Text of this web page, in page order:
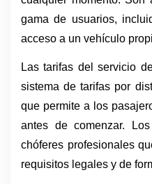
gama de usuarios,
acceso a un vehículo
Las tarifas del servicio
sistema de tarifas por
que permite a los
antes de comenzar.
chóferes profesionales
requisitos legales y de